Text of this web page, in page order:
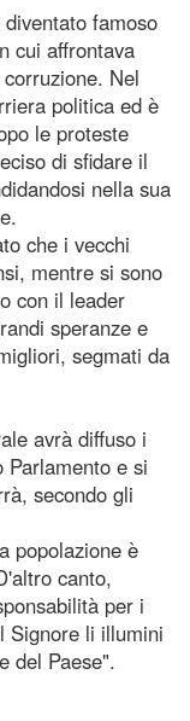
famoso
cui affrontava
Nel
politica ed è
le proteste
di sfidare il
nella sua
che i vecchi
mentre si sono
con il leader
speranze e
segmati da
avrà diffuso i
e si
secondo gli
popolazione è
canto,
per i
Signore li illumini
del Paese".